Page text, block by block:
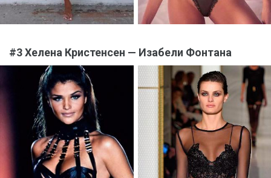
#3 Хелена Кристенсен — Изабели Фонтана